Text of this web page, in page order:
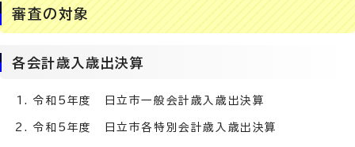
審査の対象
各会計歳入歳出決算
令和5年度 日立市一般会計歳入歳出決算
令和5年度 日立市各特別会計歳入歳出決算